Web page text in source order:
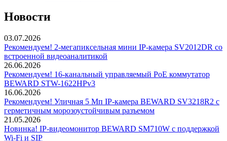
Новости
03.07.2026
Рекомендуем! 2-мегапиксельная мини IP-камера SV2012DR со
встроенной видеоаналитикой
26.06.2026
Рекомендуем! 16-канальный управляемый PoE коммутатор
BEWARD STW-1622HPv3
16.06.2026
Рекомендуем! Уличная 5 Мп IP-камера BEWARD SV3218R2 с
герметичным морозоустойчивым разъемом
21.05.2026
Новинка! IP-видеомонитор BEWARD SM710W с поддержкой
Wi-Fi и SIP